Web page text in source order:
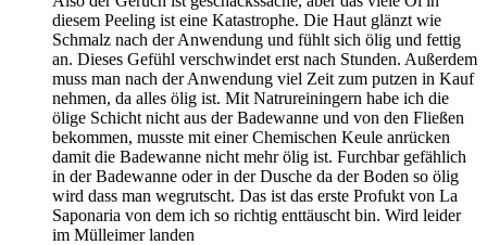
diesem Peeling ist eine Katastrophe. Die Haut glänzt wie
Schmalz nach der Anwendung und fühlt sich ölig und fettig
an. Dieses Gefühl verschwindet erst nach Stunden. Außerdem
muss man nach der Anwendung viel Zeit zum putzen in Kauf
nehmen, da alles ölig ist. Mit Natrureiningern habe ich die
ölige Schicht nicht aus der Badewanne und von den Fließen
bekommen, musste mit einer Chemischen Keule anrücken
damit die Badewanne nicht mehr ölig ist. Furchbar gefählich
in der Badewanne oder in der Dusche da der Boden so ölig
wird dass man wegrutscht. Das ist das erste Profukt von La
Saponaria von dem ich so richtig enttäuscht bin. Wird leider
im Mülleimer landen